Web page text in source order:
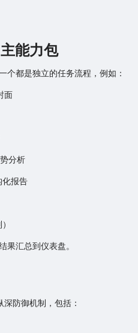
能力包
都是独立的任务流程，例如：
面
分析
报告
汇总到仪表盘。
防御机制，包括：